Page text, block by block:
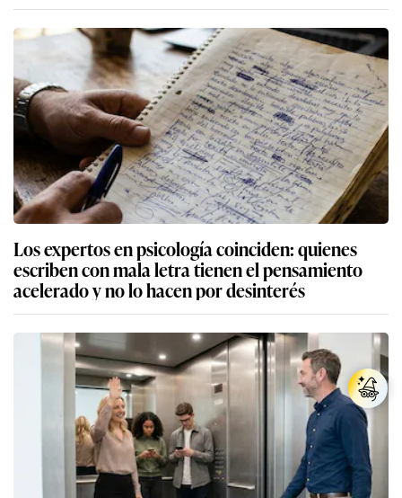
Los expertos en psicología coinciden: quienes
escriben con mala letra tienen el pensamiento
acelerado y no lo hacen por desinterés